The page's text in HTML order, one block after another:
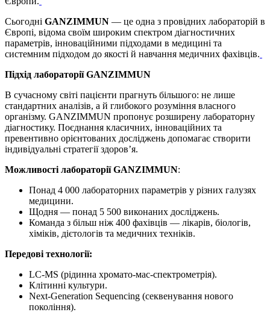
Сьогодні GANZIMMUN — це одна з провідних лабораторій в
Європі, відома своїм широким спектром діагностичних
параметрів, інноваційними підходами в медицині та
системним підходом до якості й навчання медичних фахівців.
Підхід лабораторії GANZIMMUN
В сучасному світі пацієнти прагнуть більшого: не лише
стандартних аналізів, а й глибокого розуміння власного
організму. GANZIMMUN пропонує розширену лабораторну
діагностику. Поєднання класичних, інноваційних та
превентивно орієнтованих досліджень допомагає створити
індивідуальні стратегії здоров’я.
Можливості лабораторії GANZIMMUN:
Понад 4 000 лабораторних параметрів у різних галузях
медицини.
Щодня — понад 5 500 виконаних досліджень.
Команда з більш ніж 400 фахівців — лікарів, біологів,
хіміків, дієтологів та медичних техніків.
Передові технології:
LC-MS (рідинна хромато-мас-спектрометрія).
Клітинні культури.
Next-Generation Sequencing (секвенування нового
покоління).